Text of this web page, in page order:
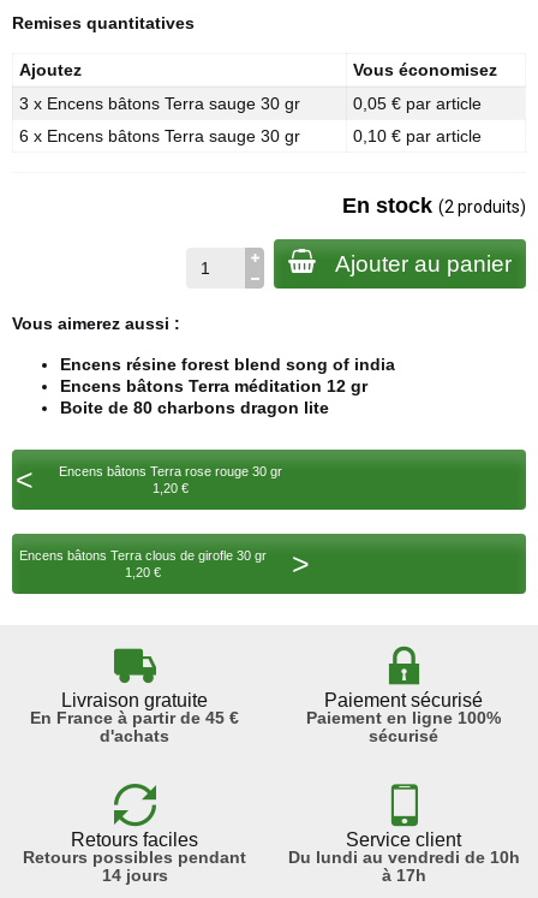
Remises quantitatives
Ajoutez
Vous économisez
3 x Encens bâtons Terra sauge 30 gr
0,05 € par article
6 x Encens bâtons Terra sauge 30 gr
0,10 € par article
En stock (2 produits)
Ajouter au panier
Vous aimerez aussi :
Encens résine forest blend song of india
Encens bâtons Terra méditation 12 gr
Boite de 80 charbons dragon lite
<
Encens bâtons Terra rose rouge 30 gr
1,20 €
Encens bâtons Terra clous de girofle 30 gr
1,20 €
>
Livraison gratuite
En France à partir de 45 €
d'achats
Paiement sécurisé
Paiement en ligne 100%
sécurisé
Retours faciles
Retours possibles pendant
14 jours
Service client
Du lundi au vendredi de 10h
à 17h